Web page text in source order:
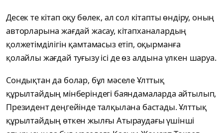
Десек те кітап оқу бөлек, ал сол кітапты өндіру, оның
авторларына жағдай жасау, кітапханалардың
қолжетімділігін қамтамасыз етіп, оқырманға
қолайлы жағдай туғызу ісі де өз алдына үлкен шаруа.
Сондықтан да болар, бұл мәселе Ұлттық
құрылтайдың мінберіндегі баяндамаларда айтылып,
Президент деңгейінде талқылана бастады. Ұлттық
құрылтайдың өткен жылғы Атыраудағы үшінші